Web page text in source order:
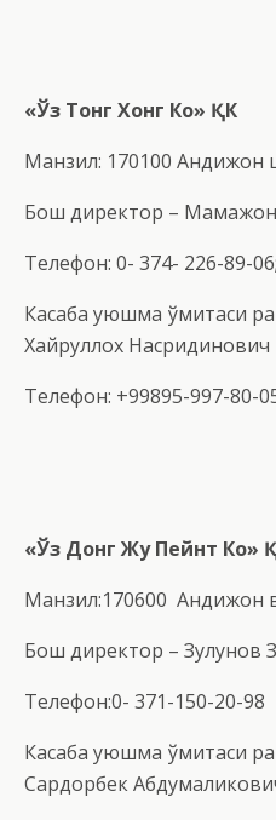
«Ўз Тонг Хонг Ко» ҚК
Манзил: 170100 Андижон
Бош директор –
Телефон: 0- 374- 226-89-
Касаба уюшма қўмитаси
Хайруллох Насридинович
Телефон: +99895-997-80-
«Ўз Донг Жу Пейнт Ко»
Манзил:170600 Андижон
Бош директор –
Телефон:0- 371-150-20-98
Касаба уюшма қўмитаси
Сардорбек